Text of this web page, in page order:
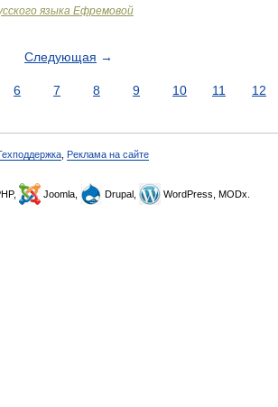
языка Ефремовой
Следующая →
6 7 8 9 10 11 12
Реклама на сайте
Joomla, Drupal, WordPress, MODx.